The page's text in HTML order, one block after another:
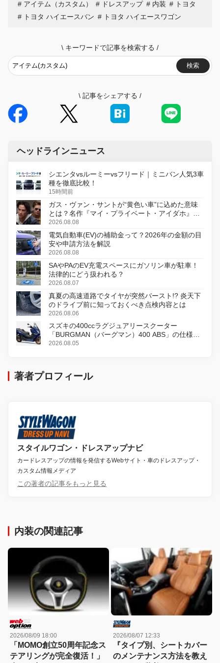
アイテム（カスタム）
ドレスアップ 内装
トヨタ
トヨタ ハイエースバン
トヨタ ハイエースワゴン
\ キーワードで記事を検索する /
検索
\ 記事をシェアする /
ヘッドラインニュース
シエンタvsルーミーvsフリード｜ミニバン人気3車
種を徹底比較！
15時間前
ガス・ヴァン・サントが“黄色い車”に込めた意味
とは？名作『マイ・プライベート・アイダホ』が
初のデジタルリマスター版で復活
2026.08.08
電気自動車(EV)の補助金って？2026年の金額の目
安や申請方法を解説
2026.08.08
SAやPAのEV充電スペースにガソリン車が駐車！
法律的にどう扱われる？
2026.08.07
真夏の高速道路でタイヤが突然バースト!? 炎天下
のドライブ前に知っておくべき点検内容とは
2026.08.06
スズキの400ccラグジュアリースクーター
「BURGMAN（バーグマン）400 ABS」の仕様を
変更し、8月18日に発売
2026.08.05
著者プロフィール
スタイルワゴン・ドレスアップナビ
カードレスアップの情報を発信するWebサイト・車のドレスアップ・
カスタム情報メディア
この著者の記事をもっと見る
内装の関連記事
2026/08/09 18:00
「MOMO創立50周年記念ス
テアリングが完全復活！」
2026/08/07 12:33
『タイプ別、シートカバー
のメンテナンス方法を教え